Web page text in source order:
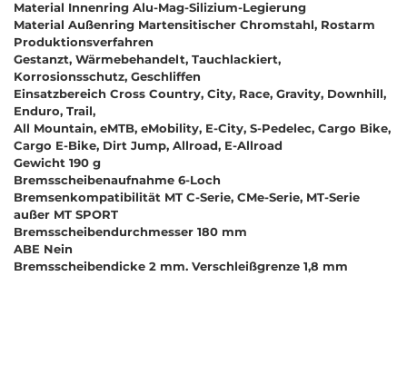
Material Innenring Alu-Mag-Silizium-Legierung
Material Außenring Martensitischer Chromstahl, Rostarm
Produktionsverfahren
Gestanzt, Wärmebehandelt, Tauchlackiert,
Korrosionsschutz, Geschliffen
Einsatzbereich Cross Country, City, Race, Gravity, Downhill,
Enduro, Trail,
All Mountain, eMTB, eMobility, E-City, S-Pedelec, Cargo Bike,
Cargo E-Bike, Dirt Jump, Allroad, E-Allroad
Gewicht 190 g
Bremsscheibenaufnahme 6-Loch
Bremsenkompatibilität MT C-Serie, CMe-Serie, MT-Serie
außer MT SPORT
Bremsscheibendurchmesser 180 mm
ABE Nein
Bremsscheibendicke 2 mm. Verschleißgrenze 1,8 mm